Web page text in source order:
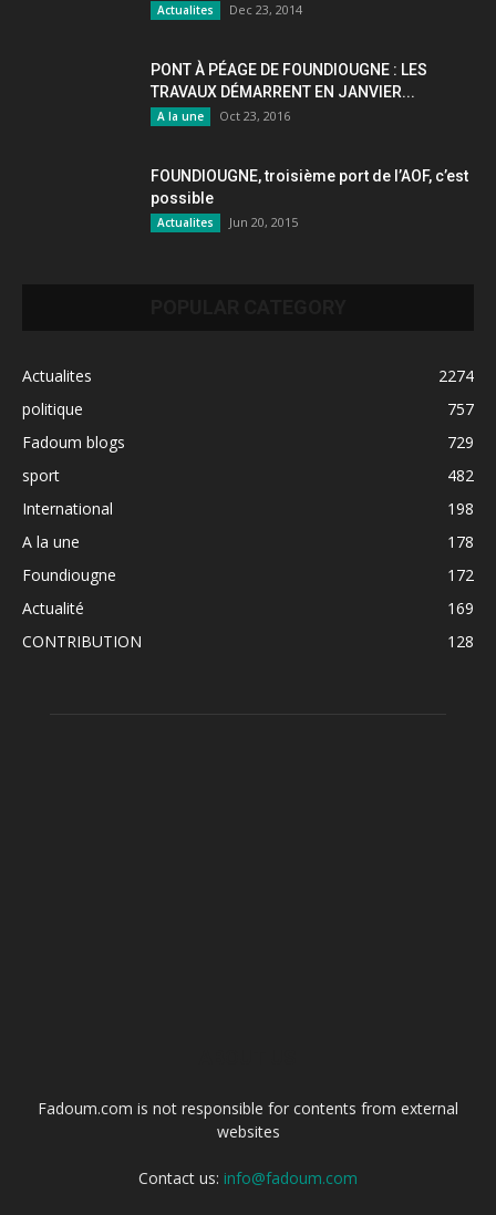
Actualites Dec 23, 2014
PONT À PÉAGE DE FOUNDIOUGNE : LES
TRAVAUX DÉMARRENT EN JANVIER...
A la une Oct 23, 2016
FOUNDIOUGNE, troisième port de l’AOF, c’est
possible
Actualites Jun 20, 2015
Actualites
2274
politique
757
Fadoum blogs
729
sport
482
International
198
A la une
178
Foundiougne
172
Actualité
169
CONTRIBUTION
128
Fadoum.com is not responsible for contents from external
websites
Contact us: info@fadoum.com